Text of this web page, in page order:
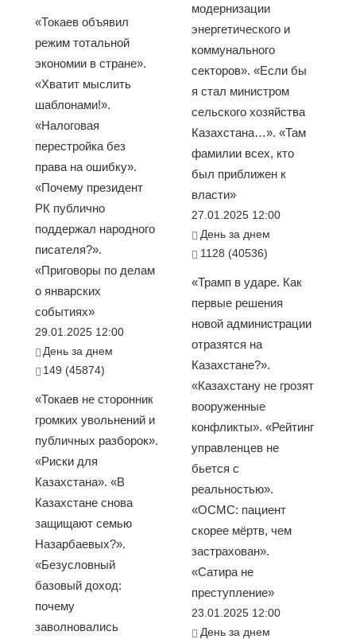
«Токаев объявил
режим тотальной
экономии в стране».
«Хватит мыслить
шаблонами!».
«Налоговая
перестройка без
права на ошибку».
«Почему президент
РК публично
поддержал народного
писателя?».
«Приговоры по делам
о январских
событиях»
29.01.2025 12:00
День за днем
149 (45874)
«Токаев не сторонник
громких увольнений и
публичных разборок».
«Риски для
Казахстана». «В
Казахстане снова
защищают семью
Назарбаевых?».
«Безусловный
базовый доход:
почему
заволновались
модернизации
энергетического и
коммунального
секторов». «Если бы
я стал министром
сельского хозяйства
Казахстана…». «Там
фамилии всех, кто
был приближен к
власти»
27.01.2025 12:00
День за днем
1128 (40536)
«Трамп в ударе. Как
первые решения
новой администрации
отразятся на
Казахстане?».
«Казахстану не грозят
вооруженные
конфликты». «Рейтинг
управленцев не
бьется с
реальностью».
«ОСМС: пациент
скорее мёртв, чем
застрахован».
«Сатира не
преступление»
23.01.2025 12:00
День за днем